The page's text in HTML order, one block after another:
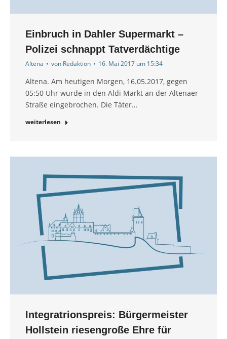
Einbruch in Dahler Supermarkt –
Polizei schnappt Tatverdächtige
Altena von Redaktion 16. Mai 2017 um 15:34
Altena. Am heutigen Morgen, 16.05.2017, gegen
05:50 Uhr wurde in den Aldi Markt an der Altenaer
Straße eingebrochen. Die Täter…
weiterlesen
Integratrionspreis: Bürgermeister
Hollstein riesengroße Ehre für